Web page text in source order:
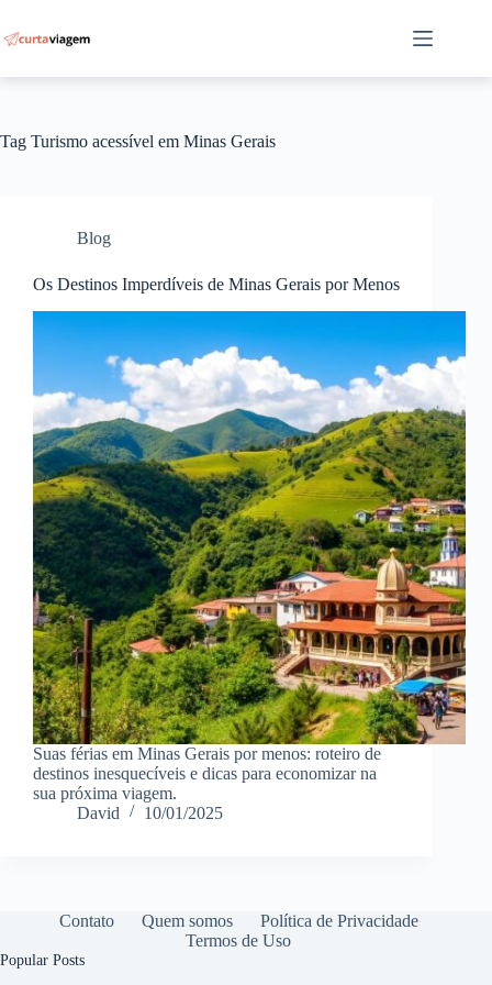
para
o
Tag Turismo acessível em Minas Gerais
Blog
Os Destinos Imperdíveis de Minas Gerais por Menos
Suas férias em Minas Gerais por menos: roteiro de
destinos inesquecíveis e dicas para economizar na
sua próxima viagem.
David
10/01/2025
Contato Quem somos
Política de Privacidade
Termos de Uso
Popular Posts